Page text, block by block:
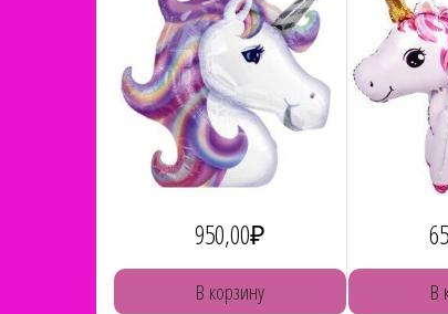
950,00₽
В корзину В